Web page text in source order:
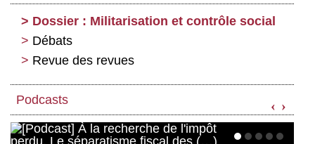
Dossier : Militarisation et contrôle social
Débats
Revue des revues
Podcasts ‹ ›